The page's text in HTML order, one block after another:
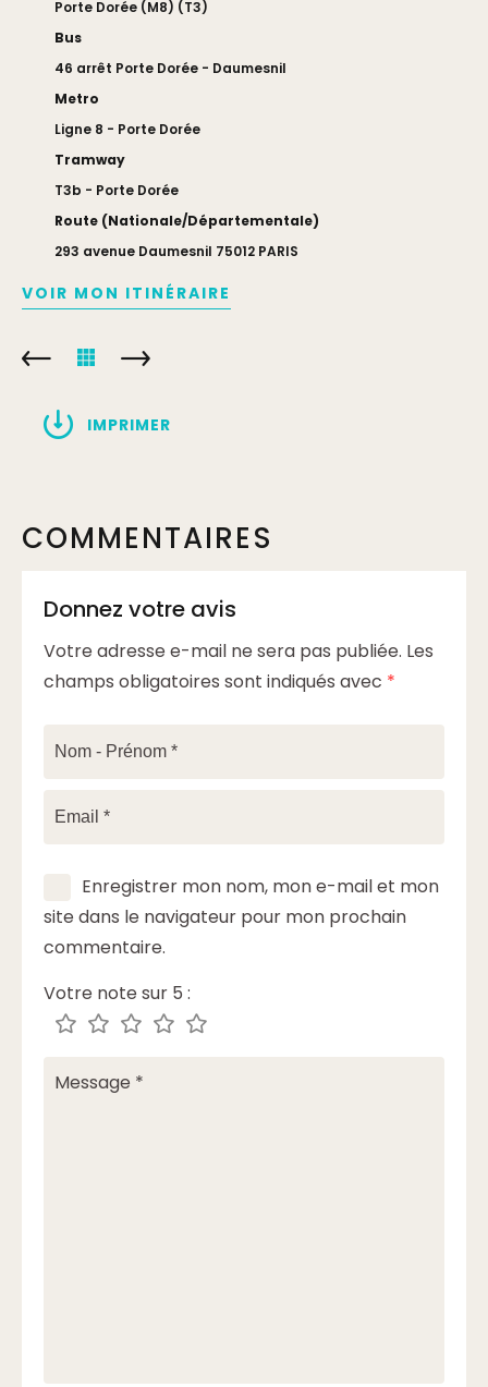
Porte Dorée (M8) (T3)
Bus
46 arrêt Porte Dorée - Daumesnil
Metro
Ligne 8 - Porte Dorée
Tramway
T3b - Porte Dorée
Route (Nationale/Départementale)
293 avenue Daumesnil 75012 PARIS
VOIR MON ITINÉRAIRE
IMPRIMER
COMMENTAIRES
Donnez votre avis
Votre adresse e-mail ne sera pas publiée. Les
champs obligatoires sont indiqués avec *
Enregistrer mon nom, mon e-mail et mon
site dans le navigateur pour mon prochain
commentaire.
Votre note sur 5 :